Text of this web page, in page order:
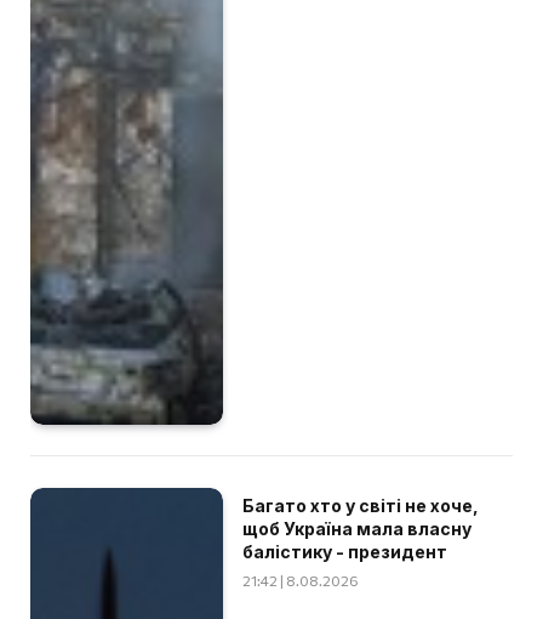
Багато хто у світі не хоче,
щоб Україна мала власну
балістику - президент
21:42 | 8.08.2026